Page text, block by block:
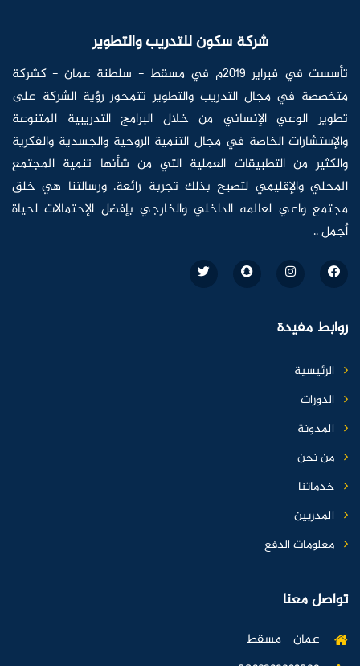
شركة سكون للتدريب والتطوير
تأسست في فبراير ٢٠١٩م في مسقط - سلطنة عمان - كشركة
متخصصة في مجال التدريب والتطوير تتمحور رؤية الشركة على
تطوير الوعي الإنساني من خلال البرامج التدريبية المتنوعة
والإستشارات الخاصة في مجال التنمية الروحية والجسدية والفكرية
والكثير من التطبيقات العملية التي من شأنها تنمية المجتمع
المحلي والإقليمي لتصبح بذلك تجربة رائعة. ورسالتنا هي خلق
مجتمع واعي لعالمه الداخلي والخارجي بإفضل الإحتمالات لحياة
أجمل ..
روابط مفيدة
الرئيسية
الدورات
المدونة
من نحن
خدماتنا
المدربين
معلومات الدفع
تواصل معنا
عمان - مسقط